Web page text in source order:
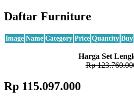
Daftar Furniture
Image Name Category Price Quantity Buy
Harga Set
Rp
Rp 115.097.000